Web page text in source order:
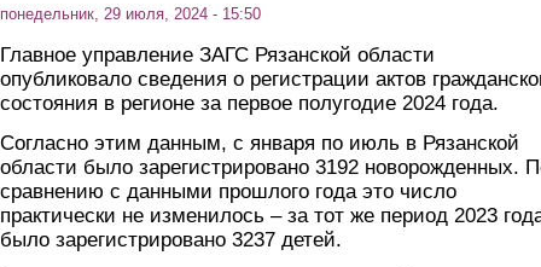
понедельник, 29 июля, 2024 - 15:50
Главное управление ЗАГС Рязанской области
опубликовало сведения о регистрации актов
состояния в регионе за первое полугодие 2024 года.
Согласно этим данным, с января по июль в Рязанской
области было зарегистрировано 3192 новорожденных.
сравнению с данными прошлого года это число
практически не изменилось – за тот же период 2023
было зарегистрировано 3237 детей.